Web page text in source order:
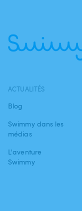
ACTUALITÉS
Blog
Swimmy dans les
médias
L'aventure
Swimmy